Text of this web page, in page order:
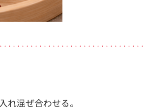
・・・・・・・・・・・・・・・・・・・・・・・・・・・・
混ぜ合わせる。